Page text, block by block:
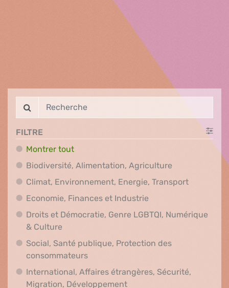
FILTRE
Montrer tout
Biodiversité, Alimentation, AgricultureBiodiversité,
Climat, Environnement, Energie, TransportClimat,
Economie, Finances et IndustrieEconomie, Finances
Droits et Démocratie, Genre LGBTQI, Numérique
& Culture
Social, Santé publique, Protection des
consommateursSocial, Santé publique, Protection
International, Affaires étrangères, Sécurité,
Migration, DéveloppementInternational, Affaires